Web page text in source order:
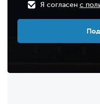
Я согласен с